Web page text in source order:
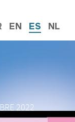
EN ES NL
2022